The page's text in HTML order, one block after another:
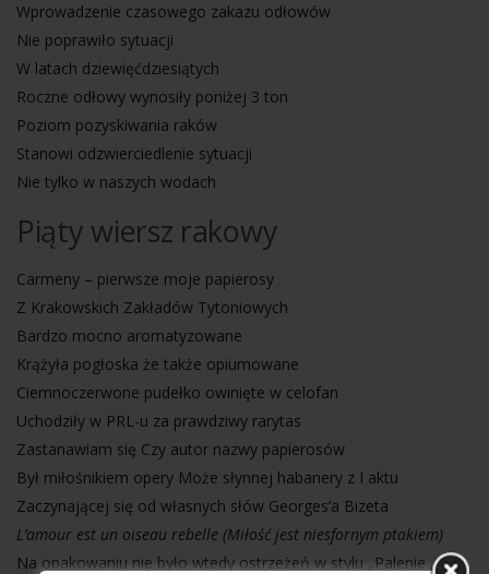
Wprowadzenie czasowego zakazu odłowów
Nie poprawiło sytuacji
W latach dziewięćdziesiątych
Roczne odłowy wynosiły poniżej 3 ton
Poziom pozyskiwania raków
Stanowi odzwierciedlenie sytuacji
Nie tylko w naszych wodach
Piąty wiersz rakowy
Carmeny – pierwsze moje papierosy
Z Krakowskich Zakładów Tytoniowych
Bardzo mocno aromatyzowane
Krążyła pogłoska że także opiumowane
Ciemnoczerwone pudełko owinięte w celofan
Uchodziły w PRL-u za prawdziwy rarytas
Zastanawiam się Czy autor nazwy papierosów
Był miłośnikiem opery Może słynnej habanery z I aktu
Zaczynającej się od własnych słów Georges’a Bizeta
L’amour est un oiseau rebelle (Miłość jest niesfornym ptakiem)
Na opakowaniu nie było wtedy ostrzeżeń w stylu „Palenie